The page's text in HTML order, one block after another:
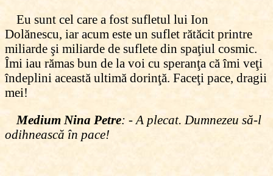
Eu sunt cel care a fost sufletul lui Ion
Dolănescu, iar acum este un suflet rătăcit printre
miliarde şi miliarde de suflete din spaţiul cosmic.
Îmi iau rămas bun de la voi cu speranţa că îmi veţi
îndeplini această ultimă dorinţă. Faceţi pace, dragii
mei!
Medium Nina Petre: - A plecat. Dumnezeu să-l
odihnească în pace!